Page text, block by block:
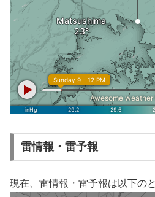
雷情報・雷予報
現在、雷情報・雷予報は以下の